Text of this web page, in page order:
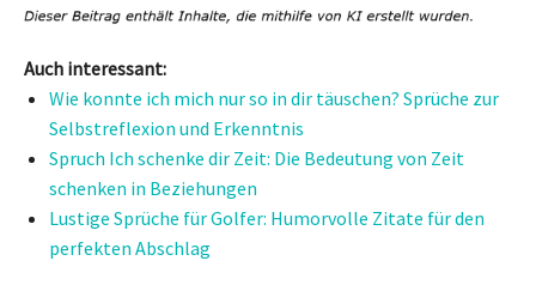
Auch interessant:
Wie konnte ich mich nur so in dir täuschen? Sprüche zur
Selbstreflexion und Erkenntnis
Spruch Ich schenke dir Zeit: Die Bedeutung von Zeit
schenken in Beziehungen
Lustige Sprüche für Golfer: Humorvolle Zitate für den
perfekten Abschlag